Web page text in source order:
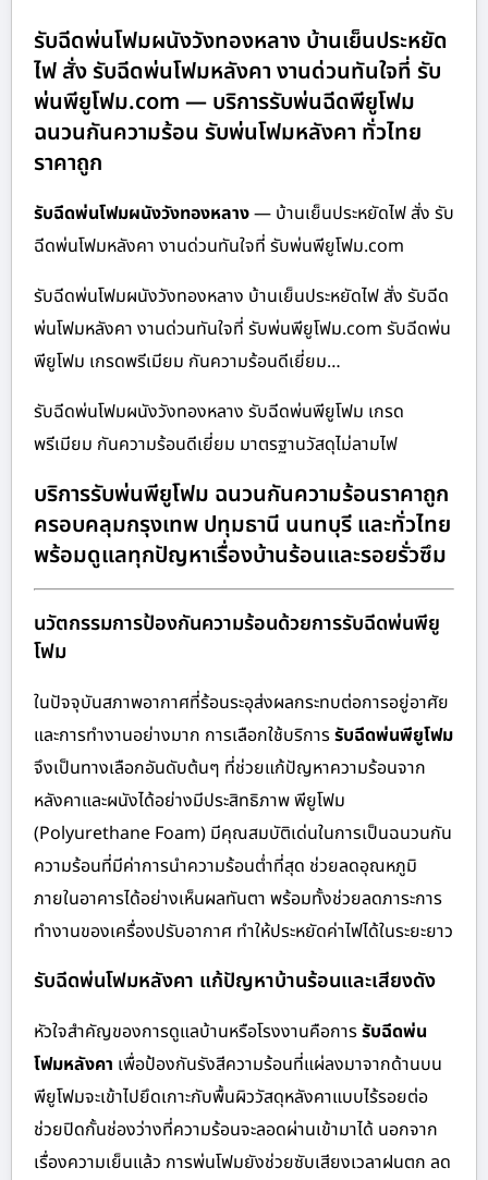
รับฉีดพ่นโฟมผนังวังทองหลาง บ้านเย็นประหยัด
ไฟ สั่ง รับฉีดพ่นโฟมหลังคา งานด่วนทันใจที่ รับ
พ่นพียูโฟม.com — บริการรับพ่นฉีดพียูโฟม
ฉนวนกันความร้อน รับพ่นโฟมหลังคา ทั่วไทย
ราคาถูก
รับฉีดพ่นโฟมผนังวังทองหลาง— บ้านเย็นประหยัดไฟ สั่ง รับ
ฉีดพ่นโฟมหลังคา งานด่วนทันใจที่ รับพ่นพียูโฟม.com
รับฉีดพ่นโฟมผนังวังทองหลาง บ้านเย็นประหยัดไฟ สั่ง รับฉีด
พ่นโฟมหลังคา งานด่วนทันใจที่ รับพ่นพียูโฟม.com รับฉีดพ่น
พียูโฟม เกรดพรีเมียม กันความร้อนดีเยี่ยม…
รับฉีดพ่นโฟมผนังวังทองหลาง รับฉีดพ่นพียูโฟม เกรด
พรีเมียม กันความร้อนดีเยี่ยม มาตรฐานวัสดุไม่ลามไฟ
บริการรับพ่นพียูโฟม ฉนวนกันความร้อนราคาถูก
ครอบคลุมกรุงเทพ ปทุมธานี นนทบุรี และทั่วไทย
พร้อมดูแลทุกปัญหาเรื่องบ้านร้อนและรอยรั่วซึม
นวัตกรรมการป้องกันความร้อนด้วยการรับฉีดพ่นพียู
โฟม
ในปัจจุบันสภาพอากาศที่ร้อนระอุส่งผลกระทบต่อการอยู่อาศัย
และการทำงานอย่างมาก การเลือกใช้บริการรับฉีดพ่นพียูโฟม
จึงเป็นทางเลือกอันดับต้นๆ ที่ช่วยแก้ปัญหาความร้อนจาก
หลังคาและผนังได้อย่างมีประสิทธิภาพ พียูโฟม
(Polyurethane Foam) มีคุณสมบัติเด่นในการเป็นฉนวนกัน
ความร้อนที่มีค่าการนำความร้อนต่ำที่สุด ช่วยลดอุณหภูมิ
ภายในอาคารได้อย่างเห็นผลทันตา พร้อมทั้งช่วยลดภาระการ
ทำงานของเครื่องปรับอากาศ ทำให้ประหยัดค่าไฟได้ในระยะยาว
รับฉีดพ่นโฟมหลังคา แก้ปัญหาบ้านร้อนและเสียงดัง
หัวใจสำคัญของการดูแลบ้านหรือโรงงานคือการรับฉีดพ่น
โฟมหลังคา เพื่อป้องกันรังสีความร้อนที่แผ่ลงมาจากด้านบน
พียูโฟมจะเข้าไปยึดเกาะกับพื้นผิววัสดุหลังคาแบบไร้รอยต่อ
ช่วยปิดกั้นช่องว่างที่ความร้อนจะลอดผ่านเข้ามาได้ นอกจาก
เรื่องความเย็นแล้ว การพ่นโฟมยังช่วยซับเสียงเวลาฝนตก ลด